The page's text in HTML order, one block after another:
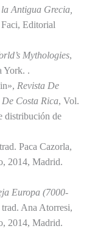
Antigua Grecia,
Editorial
Mythologies,
York. .
Revista De
Costa Rica, Vol.
distribución de
Paca Cazorla,
2014, Madrid.
Europa (7000-
trad. Ana Atorresi,
2014, Madrid.